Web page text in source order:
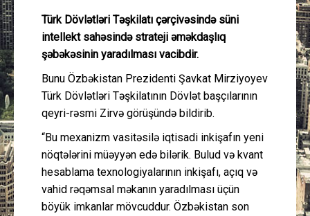
Cəmiyyət
Əlaqə
Türk Dövlətləri Təşkilatı çərçivəsində süni
intellekt sahəsində strateji əməkdaşlıq
şəbəkəsinin yaradılması vacibdir.
Bunu Özbəkistan Prezidenti Şavkat Mirziyoyev
Türk Dövlətləri Təşkilatının Dövlət başçılarının
qeyri-rəsmi Zirvə görüşündə bildirib.
“Bu mexanizm vasitəsilə iqtisadi inkişafın yeni
nöqtələrini müəyyən edə bilərik. Bulud və kvant
hesablama texnologiyalarının inkişafı, açıq və
vahid rəqəmsal məkanın yaradılması üçün
böyük imkanlar mövcuddur. Özbəkistan son